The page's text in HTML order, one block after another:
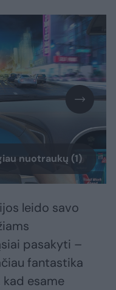
nuotraukų (1)
leido savo
pasakyti –
fantastika
esame